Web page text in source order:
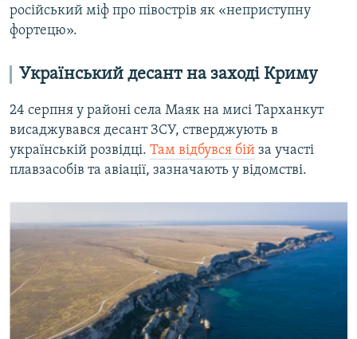
російський міф про півострів як «неприступну
фортецю».
Український десант на заході Криму
24 серпня у районі села Маяк на мисі Тарханкут
висаджувався десант ЗСУ, стверджують в
українській розвідці. Там відбувся бій за участі
плавзасобів та авіації, зазначають у відомстві.